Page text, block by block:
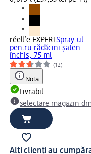
réell‘e EXPERT Spray-ul
pentru rădăcini șaten
închis, 75 ml
(12)
Notă
Livrabil
selectare magazin dm
Alți clienți au